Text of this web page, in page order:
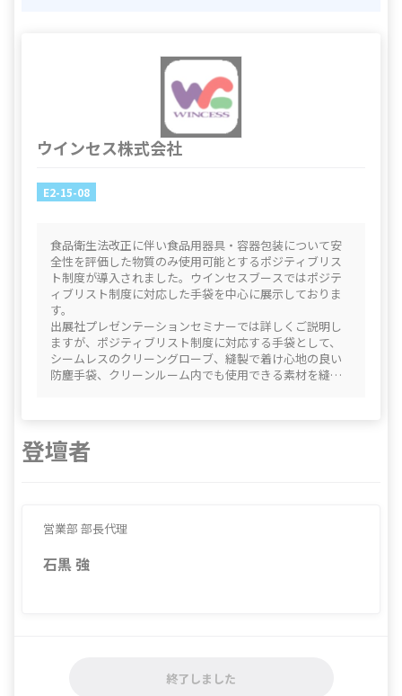
ウインセス株式会社
E2-15-08
食品衛生法改正に伴い食品用器具・容器包装について安
全性を評価した物質のみ使用可能とするポジティブリス
ト制度が導入されました。ウインセスブースではポジテ
ィブリスト制度に対応した手袋を中心に展示しておりま
す。
出展社プレゼンテーションセミナーでは詳しくご説明し
ますが、ポジティブリスト制度に対応する手袋として、
シームレスのクリーングローブ、縫製で着け心地の良い
防塵手袋、クリーンルーム内でも使用できる素材を縫製
(クリーン耐熱手袋等一部の商品はお貸出しとなります)
是非この機会にウインセスブースまでお立ち寄りいただ
登壇者
営業部 部長代理
石黒 強
終了しました